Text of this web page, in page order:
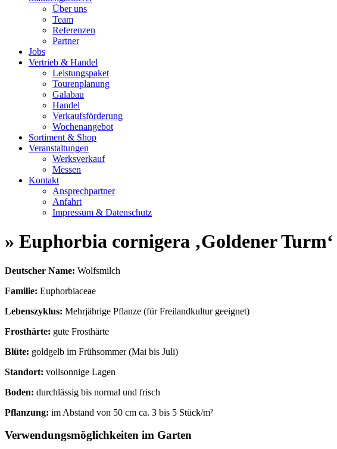
Über uns
Team
Referenzen
Partner
Jobs
Vertrieb & Handel
Leistungspaket
Tourenplanung
Galabau
Handel
Verkaufsförderung
Wochenangebot
Sortiment & Shop
Veranstaltungen
Werksverkauf
Messen
Kontakt
Ansprechpartner
Anfahrt
Impressum & Datenschutz
» Euphorbia cornigera ‚Goldener Turm‘
Deutscher Name: Wolfsmilch
Familie: Euphorbiaceae
Lebenszyklus: Mehrjährige Pflanze (für Freilandkultur geeignet)
Frosthärte: gute Frosthärte
Blüte: goldgelb im Frühsommer (Mai bis Juli)
Standort: vollsonnige Lagen
Boden: durchlässig bis normal und frisch
Pflanzung: im Abstand von 50 cm ca. 3 bis 5 Stück/m²
Verwendungsmöglichkeiten im Garten